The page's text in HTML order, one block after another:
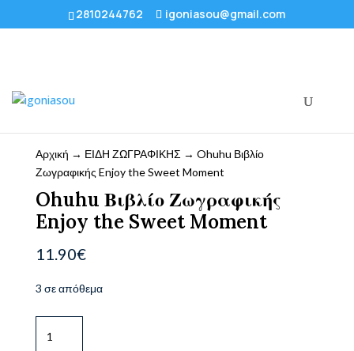
2810244762 igoniasou@gmail.com
Αρχική → ΕΙΔΗ ΖΩΓΡΑΦΙΚΗΣ → Ohuhu Βιβλίο
Ζωγραφικής Enjoy the Sweet Moment
Ohuhu Βιβλίο Ζωγραφικής
Enjoy the Sweet Moment
11.90€
3 σε απόθεμα
Βιβλίο